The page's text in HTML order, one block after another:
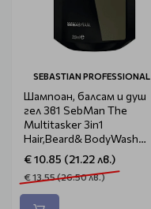
SEBASTIAN PROFESSIONAL
Шампоан, балсам и душ
гел 3в1 SebMan The
Multitasker 3in1
Hair,Beard& BodyWash
250ml
€ 10.85 (21.22 лв.)
€ 13.55 (26.50 лв.)